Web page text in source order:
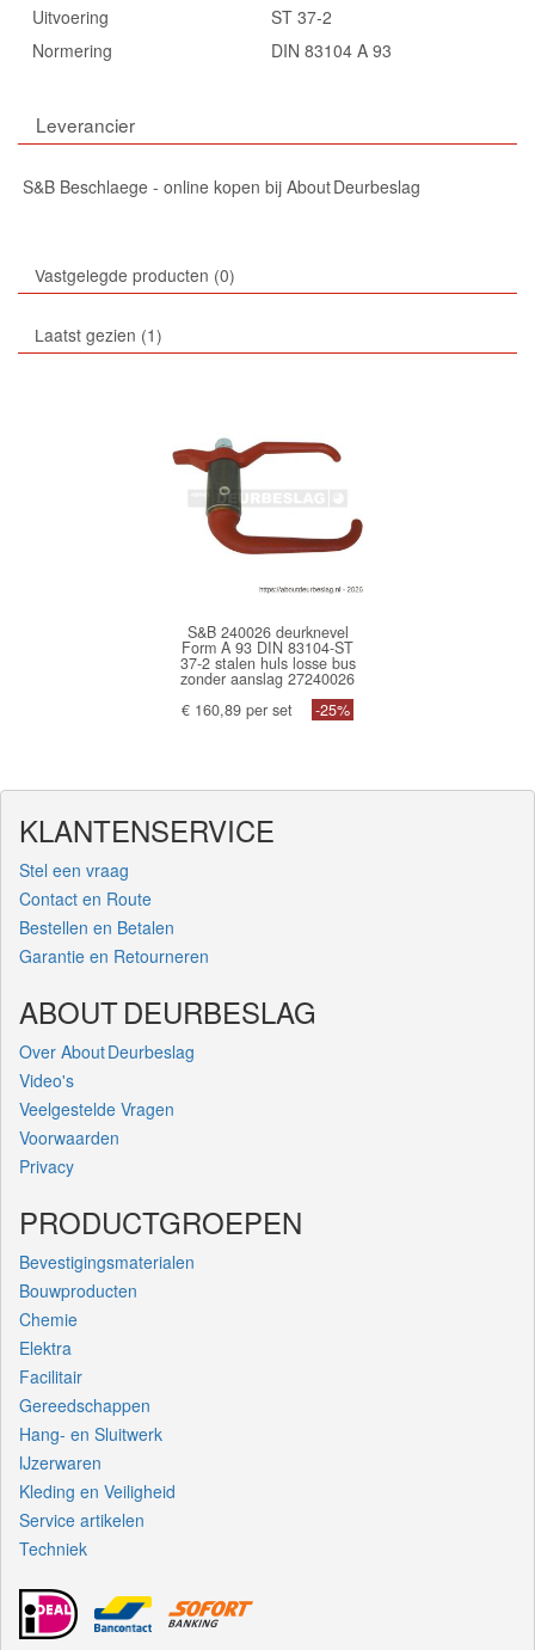
Uitvoering
ST 37-2
Normering
DIN 83104 A 93
Leverancier
S&B Beschlaege - online kopen bij About Deurbeslag
Vastgelegde producten 0
Laatst gezien 1
S&B 240026 deurknevel
Form A 93 DIN 83104-ST
37-2 stalen huls losse bus
zonder aanslag 27240026
€ 160,89 per set
-25%
KLANTENSERVICE
Stel een vraag
Contact en Route
Bestellen en Betalen
Garantie en Retourneren
ABOUT DEURBESLAG
Over About Deurbeslag
Video's
Veelgestelde Vragen
Voorwaarden
Privacy
PRODUCTGROEPEN
Bevestigingsmaterialen
Bouwproducten
Chemie
Elektra
Facilitair
Gereedschappen
Hang- en Sluitwerk
IJzerwaren
Kleding en Veiligheid
Service artikelen
Techniek